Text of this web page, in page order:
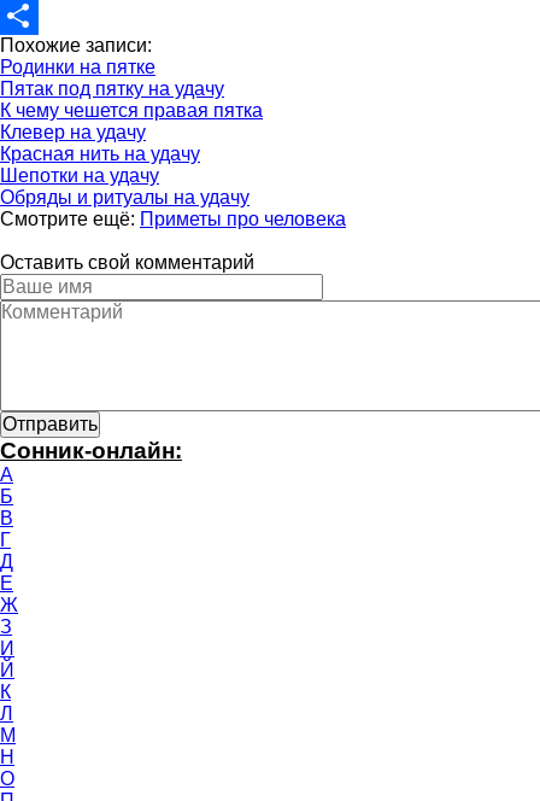
WhatsApp
Отправить
Похожие записи:
Родинки на пятке
Пятак под пятку на удачу
К чему чешется правая пятка
Клевер на удачу
Красная нить на удачу
Шепотки на удачу
Обряды и ритуалы на удачу
Смотрите ещё: Приметы про человека
Оставить свой комментарий
Сонник-онлайн:
А
Б
В
Г
Д
Е
Ж
З
И
Й
К
Л
М
Н
О